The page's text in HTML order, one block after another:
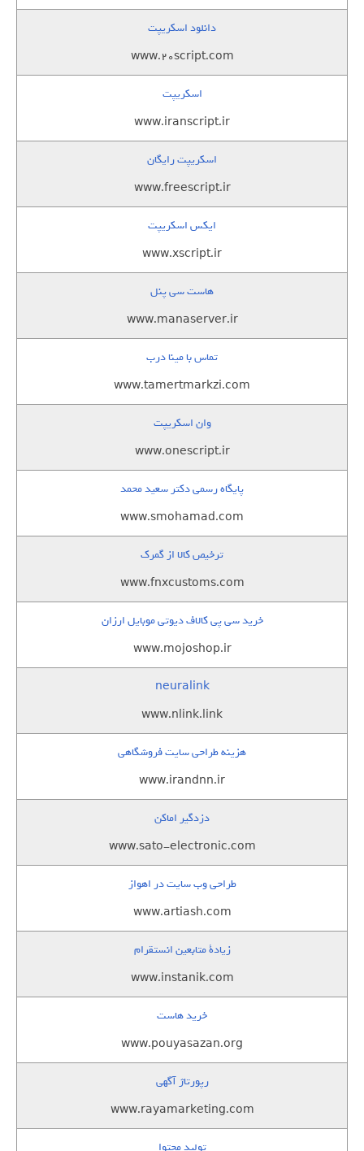
دانلود اسکریپت
www.20script.com
اسکریپت
www.iranscript.ir
اسکریپت رایگان
www.freescript.ir
ایکس اسکریپت
www.xscript.ir
هاست سی پنل
www.manaserver.ir
تماس با مینا درب
www.tamertmarkzi.com
وان اسکریپت
www.onescript.ir
پایگاه رسمی دکتر سعید محمد
www.smohamad.com
ترخیص کالا از گمرک
www.fnxcustoms.com
خرید سی پی کالاف دیوتی موبایل ارزان
www.mojoshop.ir
neuralink
www.nlink.link
هزینه طراحی سایت فروشگاهی
www.irandnn.ir
دزدگیر اماکن
www.sato-electronic.com
طراحی وب سایت در اهواز
www.artiash.com
زيادة متابعين انستقرام
www.instanik.com
خرید هاست
www.pouyasazan.org
رپورتاژ آگهی
www.rayamarketing.com
تولید محتوا